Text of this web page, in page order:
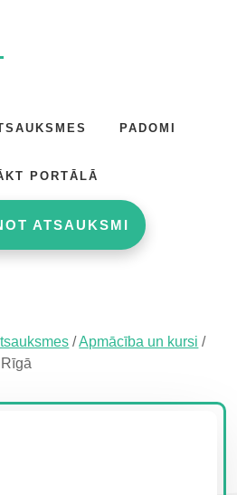
PADOMI
PORTĀLĀ
ATSAUKSMI
/Apmācība un kursi /